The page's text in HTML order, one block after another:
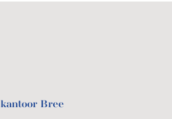
kantoor Bree